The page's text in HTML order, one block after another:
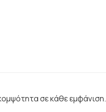
σε κάθε εμφάνιση.